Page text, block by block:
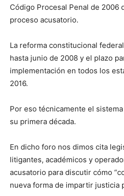
Código Procesal Penal de 2006
proceso acusatorio.
La reforma constitucional
hasta junio de 2008 y el plazo
implementación en todos los
2016.
Por eso técnicamente el
su primera década.
En dicho foro nos dimos cita
litigantes, académicos y
acusatorio para discutir cómo
nueva forma de impartir justicia